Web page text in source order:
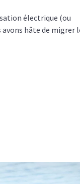
électrique (ou
avons hâte de migrer